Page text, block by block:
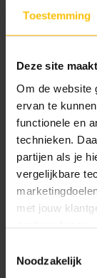
Toestemming
Deze site
Om de website
ervan te
functionele en
technieken.
partijen als je
vergelijkbare
met jouw
aanbevelingen,
ervaringen: je
Noodzakelijk
Mail
Moinette
Geniet van
Moinette glas.